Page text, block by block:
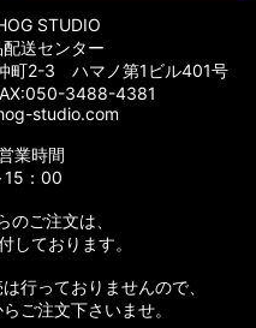
STUDIO
送センター
町2-3 ハマノ第1ビル401号
3488-4381
studio.com
業時間
15：00
のご注文は、
しております。
行っておりませんので、
ご注文下さいませ。